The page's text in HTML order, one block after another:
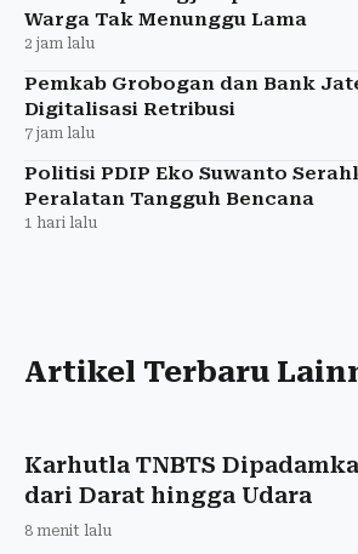
Warga Tak Menunggu Lama
2 jam lalu
Pemkab Grobogan dan Bank
Digitalisasi Retribusi
7 jam lalu
Politisi PDIP Eko Suwanto
Peralatan Tangguh Bencana
1 hari lalu
Artikel Terbaru
Karhutla TNBTS
dari Darat hingga Udara
8 menit lalu